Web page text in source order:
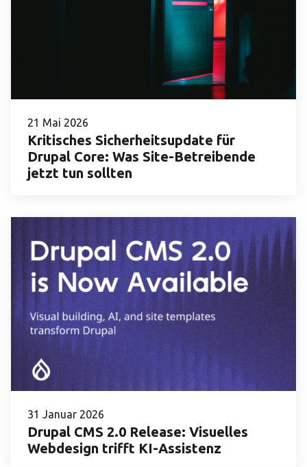
21 Mai 2026
Kritisches Sicherheitsupdate für
Drupal Core: Was Site-Betreibende
jetzt tun sollten
31 Januar 2026
Drupal CMS 2.0 Release: Visuelles
Webdesign trifft KI-Assistenz